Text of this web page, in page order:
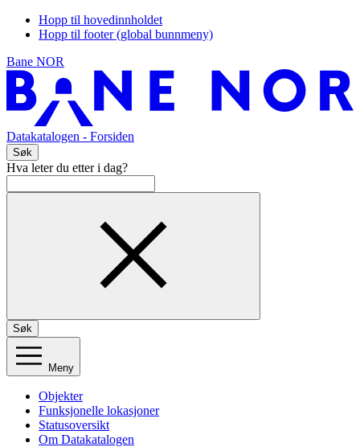
Hopp til hovedinnholdet
Hopp til footer (global bunnmeny)
Bane NOR
Datakatalogen - Forsiden
Søk
Hva leter du etter i dag?
Søk
Meny
Objekter
Funksjonelle lokasjoner
Statusoversikt
Om Datakatalogen